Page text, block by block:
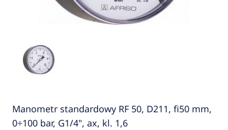
Manometr standardowy RF 50, D211, fi50 mm,
0÷100 bar, G1/4", ax, kl. 1,6